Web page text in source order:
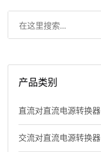
产品类别
直流对直流电源转换器
交流对直流电源转换器